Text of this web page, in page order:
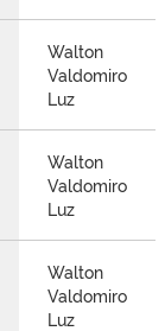
Walton
Valdomiro
Luz
Walton
Valdomiro
Luz
Walton
Valdomiro
Luz